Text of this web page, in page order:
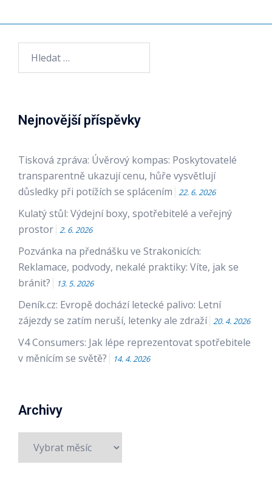
Nejnovější příspěvky
Tisková zpráva: Úvěrový kompas: Poskytovatelé
transparentně ukazují cenu, hůře vysvětlují
důsledky při potížích se splácením
22. 6. 2026
Kulatý stůl: Výdejní boxy, spotřebitelé a veřejný
prostor 2. 6. 2026
Pozvánka na přednášku ve Strakonicích:
Reklamace, podvody, nekalé praktiky: Víte, jak se
bránit?
13. 5. 2026
Deník.cz: Evropě dochází letecké palivo: Letní
zájezdy se zatím neruší, letenky ale zdraží 20. 4. 2026
V4 Consumers: Jak lépe reprezentovat spotřebitele
v měnícím se světě?
14. 4. 2026
Archivy